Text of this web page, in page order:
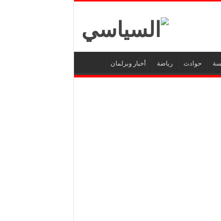
أخبار وبرلمان رياضة حوادث